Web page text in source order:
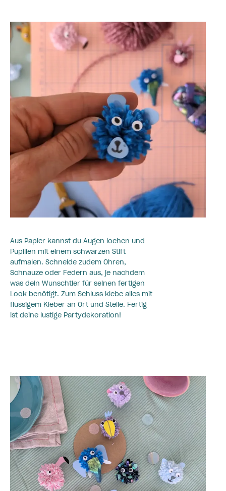
Aus Papier kannst du Augen lochen und
Pupillen mit einem schwarzen Stift
aufmalen. Schneide zudem Ohren,
Schnauze oder Federn aus, je nachdem
was dein Wunschtier für seinen fertigen
Look benötigt. Zum Schluss klebe alles mit
flüssigem Kleber an Ort und Stelle. Fertig
ist deine lustige Partydekoration!